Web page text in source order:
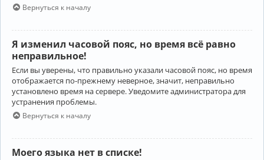
Вернуться к началу
Я изменил часовой пояс, но время всё равно
неправильное!
Если вы уверены, что правильно указали часовой пояс, но время
отображается по-прежнему неверное, значит, неправильно
установлено время на сервере. Уведомите администратора для
устранения проблемы.
Вернуться к началу
Моего языка нет в списке!